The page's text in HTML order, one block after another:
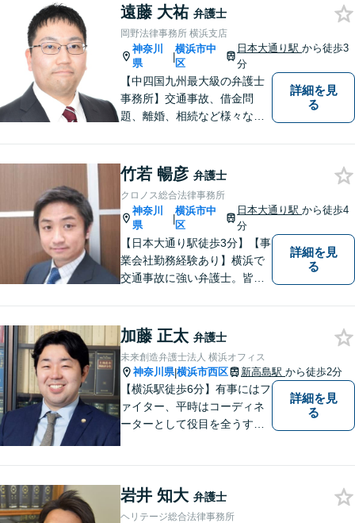
ルにて掲載情報のURL等をお
送りください。見込み、費用
等をご案内させていただきま
す。
遠藤 大祐 弁護士
岡野法律事務所 横浜支店
神奈川
県
|
横浜市中
区
日本大通り駅から徒歩3
分
【中四国九州最大級の弁護士
事務所】交通事故、借金問
題、離婚、相続など様々な問
まずはお気軽にご相談くださ
い！
詳細を見
る
竹若 暢彦 弁護士
クロノス総合法律事務所
神奈川
県
|
横浜市中
区
日本大通り駅から徒歩4
分
【日本大通り駅徒歩3分】【事
業会社勤務経験あり】横浜で
交通事故に強い弁護士。皆様
最大限サポートいたします。
初回無料相談にて、お気軽に
ご相談くださいませ。
詳細を見
る
加藤 正太 弁護士
未来創造弁護士法人 横浜オフィス
神奈川県|横浜市西区 新高島駅 から徒歩2分
【横浜駅徒歩6分】有事にはフ
ァイター、平時はコーディネ
ーターとして役目を全うする
します。【独占禁止法・下請
法の著書執筆】
詳細を見
る
岩井 知大 弁護士
ヘリテージ総合法律事務所